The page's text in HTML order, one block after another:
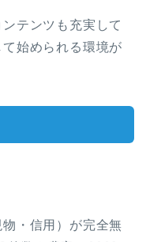
テンツも充実して
始められる環境が
・信用）が完全無